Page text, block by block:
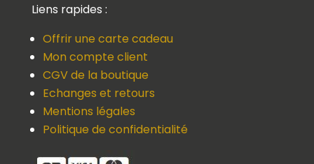
Liens rapides :
Offrir une carte cadeau
Mon compte client
CGV de la boutique
Echanges et retours
Mentions légales
Politique de confidentialité